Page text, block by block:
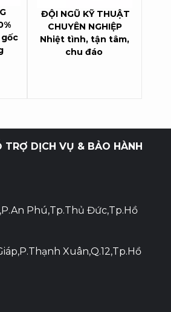
ĐỘI NGŨ KỸ THUẬT
CHUYÊN NGHIỆP
Nhiệt tình, tận tâm,
chu đáo
TRỢ DỊCH VỤ & BẢO HÀNH
Phú,Tp.Thủ Đức,Tp.Hồ
Xuân,Q.12,Tp.Hồ